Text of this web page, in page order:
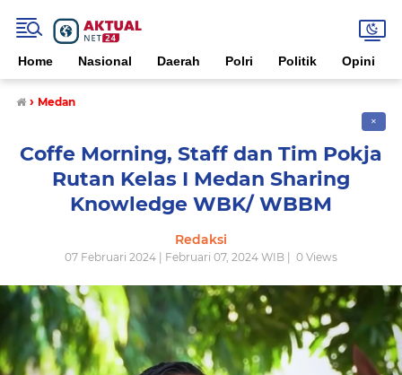
Home Nasional Daerah Polri Politik Opini
› Medan
✕
Coffe Morning, Staff dan Tim Pokja
Rutan Kelas I Medan Sharing
Knowledge WBK/ WBBM
Redaksi
07 Februari 2024 | Februari 07, 2024 WIB | 0 Views